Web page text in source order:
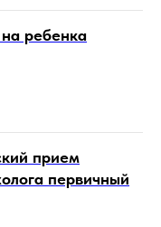
ребенка
прием
первичный